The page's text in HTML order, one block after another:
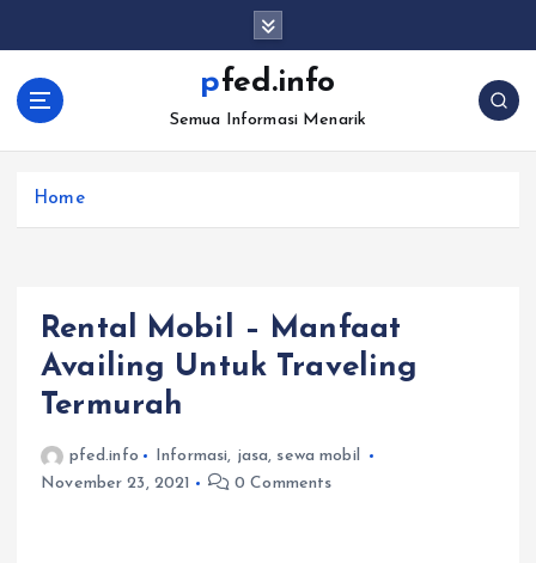
o
pfed.info
Semua Informasi Menarik
Home
Rental Mobil – Manfaat
Availing Untuk Traveling
Termurah
pfed.info Informasi, jasa, sewa mobil
November 23, 2021
0 Comments